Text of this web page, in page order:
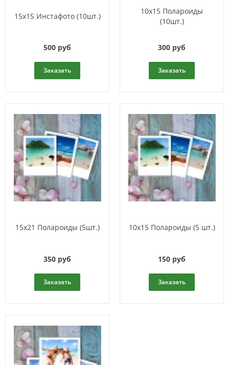
15x15 Инстафото (10шт.)
500 руб
Заказать
10x15 Полароиды
(10шт.)
300 руб
Заказать
15x21 Полароиды (5шт.)
350 руб
Заказать
10x15 Полароиды (5 шт.)
150 руб
Заказать